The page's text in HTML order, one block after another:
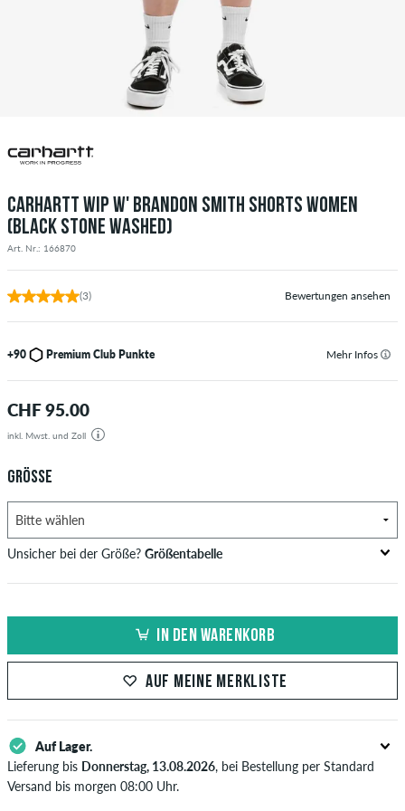
CARHARTT WIP W' BRANDON SMITH SHORTS WOMEN
(BLACK STONE WASHED)
Art. Nr.: 166870
(3) Bewertungen ansehen
+90 Premium Club Punkte Mehr Infos
CHF 95.00
inkl. Mwst. und Zoll
GRÖSSE
Unsicher bei der Größe? Größentabelle
61
63,5-66
M 29-31
L 32
IN DEN WARENKORB
AUF MEINE MERKLISTE
Auf Lager.
Lieferung bis Donnerstag, 13.08.2026, bei Bestellung per Standard
Versand bis morgen 08:00 Uhr.